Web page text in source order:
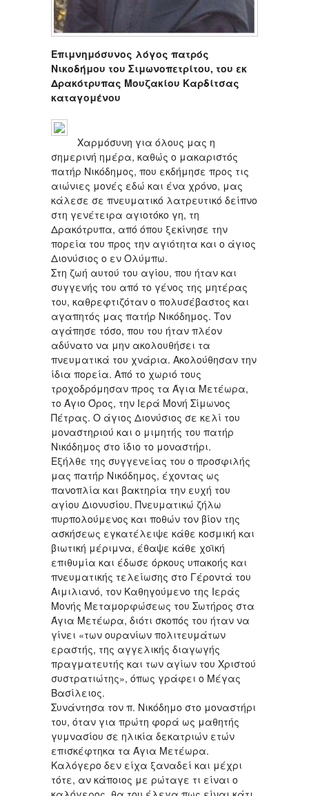
Επιμνημόσυνος λόγος πατρός
Νικοδήμου του Σιμωνοπετρίτου, του εκ
Δρακότρυπας Μουζακίου Καρδίτσας
καταγομένου
Χαρμόσυνη για όλους μας η
σημερινή ημέρα, καθώς ο μακαριστός
πατήρ Νικόδημος, που εκδήμησε προς τις
αιώνιες μονές εδώ και ένα χρόνο, μας
κάλεσε σε πνευματικό λατρευτικό δείπνο
στη γενέτειρα αγιοτόκο γη, τη
Δρακότρυπα, από όπου ξεκίνησε την
πορεία του προς την αγιότητα και ο άγιος
Διονύσιος ο εν Ολύμπω.
Στη ζωή αυτού του αγίου, που ήταν και
συγγενής του από το γένος της μητέρας
του, καθρεφτιζόταν ο πολυσέβαστος και
αγαπητός μας πατήρ Νικόδημος. Τον
αγάπησε τόσο, που του ήταν πλέον
αδύνατο να μην ακολουθήσει τα
πνευματικά του χνάρια. Ακολούθησαν την
ίδια πορεία. Από το χωριό τους
τροχοδρόμησαν προς τα Άγια Μετέωρα,
το Άγιο Όρος, την Ιερά Μονή Σίμωνος
Πέτρας. Ο άγιος Διονύσιος σε κελί του
μοναστηριού και ο μιμητής του πατήρ
Νικόδημος στο ίδιο το μοναστήρι.
Εξήλθε της συγγενείας του ο προσφιλής
μας πατήρ Νικόδημος, έχοντας ως
πανοπλία και βακτηρία την ευχή του
αγίου Διονυσίου. Πνευματικώ ζήλω
πυρπολούμενος και ποθών τον βίον της
ασκήσεως εγκατέλειψε κάθε κοσμική και
βιωτική μέριμνα, έθαψε κάθε χοϊκή
επιθυμία και έδωσε όρκους υπακοής και
πνευματικής τελείωσης στο Γέροντά του
Αιμιλιανό, τον Καθηγούμενο της Ιεράς
Μονής Μεταμορφώσεως του Σωτήρος στα
Άγια Μετέωρα, διότι σκοπός του ήταν να
γίνει «των ουρανίων πολιτευμάτων
εραστής, της αγγελικής διαγωγής
πραγματευτής και των αγίων του Χριστού
συστρατιώτης», όπως γράφει ο Μέγας
Βασίλειος.
Συνάντησα τον π. Νικόδημο στο μοναστήρι
του, όταν για πρώτη φορά ως μαθητής
γυμνασίου σε ηλικία δεκατριών ετών
επισκέφτηκα τα Άγια Μετέωρα.
Καλόγερο δεν είχα ξαναδεί και μέχρι
τότε, αν κάποιος με ρώταγε τι είναι ο